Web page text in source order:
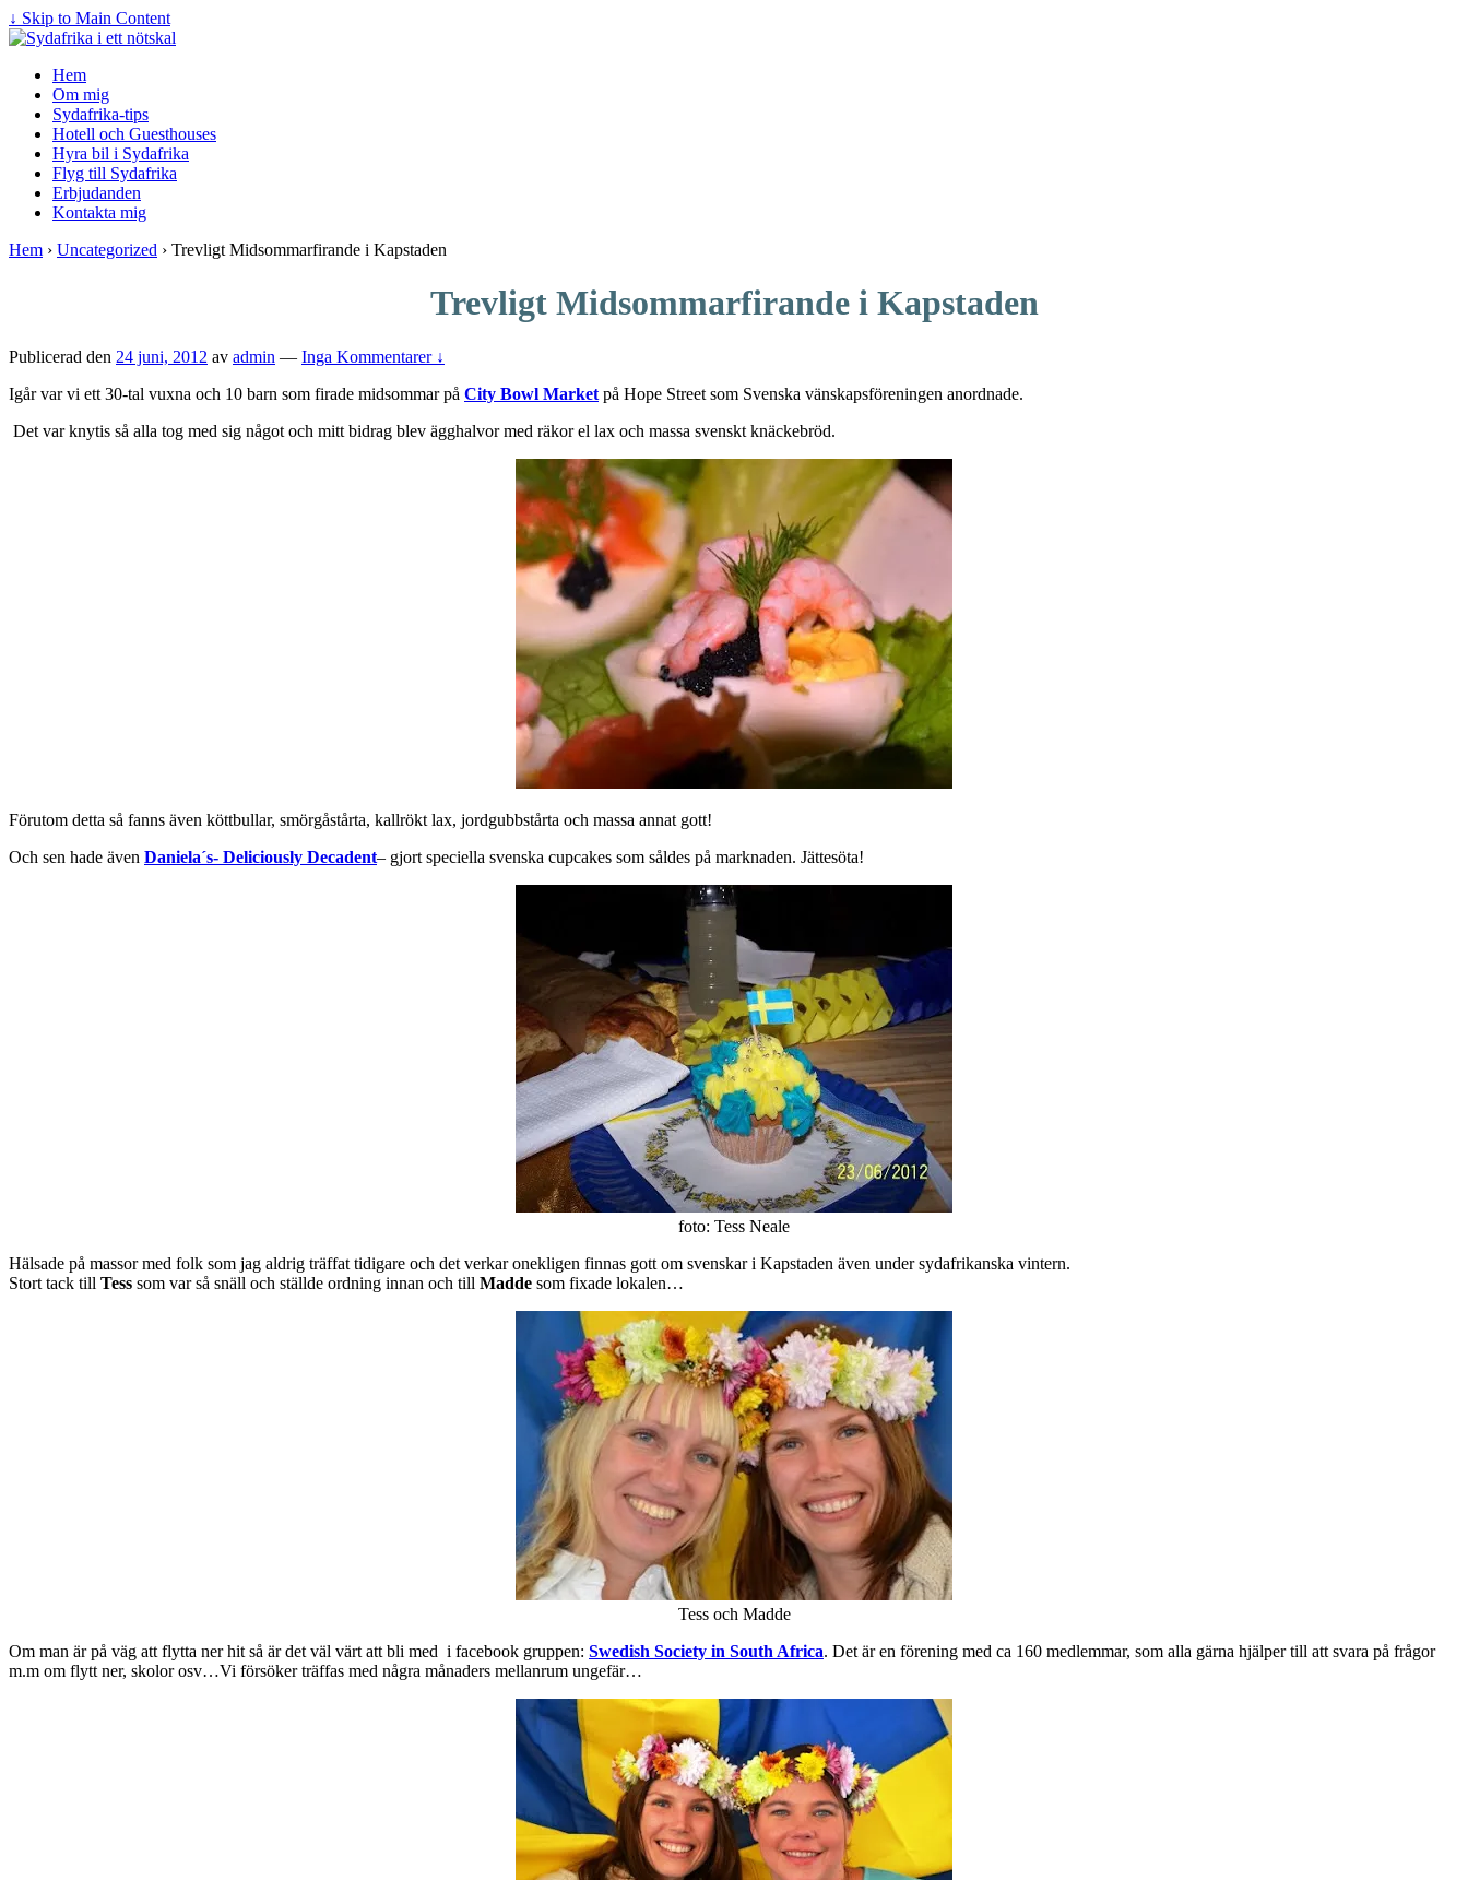
↓ Skip to Main Content
Hem
Om mig
Sydafrika-tips
Hotell och Guesthouses
Hyra bil i Sydafrika
Flyg till Sydafrika
Erbjudanden
Kontakta mig
Hem › Uncategorized › Trevligt Midsommarfirande i Kapstaden
Trevligt Midsommarfirande i Kapstaden
Publicerad den 24 juni, 2012 av admin — Inga Kommentarer ↓
Igår var vi ett 30-tal vuxna och 10 barn som firade midsommar på City Bowl Market på Hope Street som Svenska vänskapsföreningen anordnade.
Det var knytis så alla tog med sig något och mitt bidrag blev ägghalvor med räkor el lax och massa svenskt knäckebröd.
Förutom detta så fanns även köttbullar, smörgåstårta, kallrökt lax, jordgubbstårta och massa annat gott!
Och sen hade även Daniela´s- Deliciously Decadent– gjort speciella svenska cupcakes som såldes på marknaden. Jättesöta!
foto: Tess Neale
Hälsade på massor med folk som jag aldrig träffat tidigare och det verkar onekligen finnas gott om svenskar i Kapstaden även under sydafrikanska vintern.
Stort tack till Tess som var så snäll och ställde ordning innan och till Madde som fixade lokalen…
Tess och Madde
Om man är på väg att flytta ner hit så är det väl värt att bli med i facebook gruppen: Swedish Society in South Africa. Det är en förening med ca 160 medlemmar, som alla gärna hjälper till att svara på frågor
m.m om flytt ner, skolor osv…Vi försöker träffas med några månaders mellanrum ungefär…